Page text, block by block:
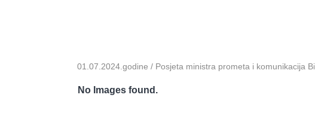
01.07.2024.godine / Posjeta ministra prometa i komunikacija
No Images found.